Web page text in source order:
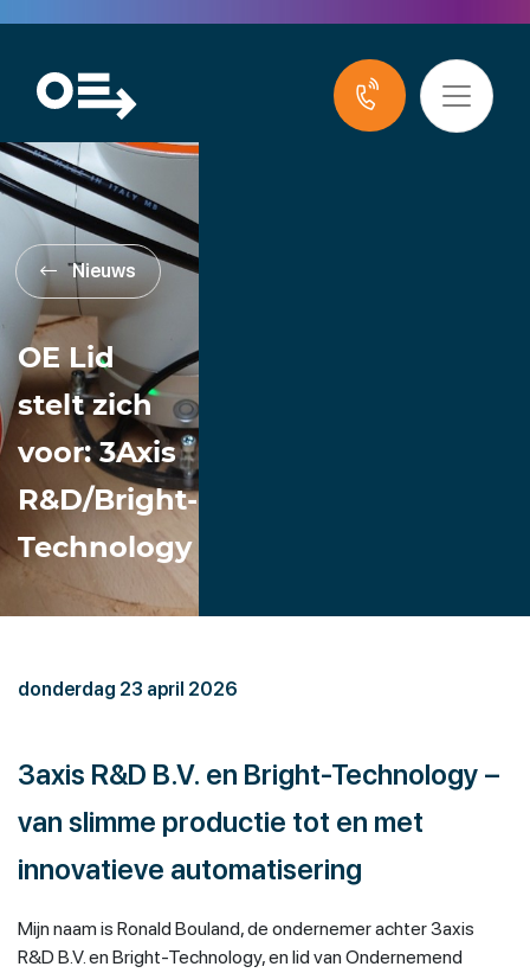
Nieuws
OE Lid
stelt zich
voor: 3Axis
R&D/Bright-
Technology
donderdag 23 april 2026
3axis R&D B.V. en Bright-Technology –
van slimme productie tot en met
innovatieve automatisering
Mijn naam is Ronald Bouland, de ondernemer achter 3axis
R&D B.V. en Bright-Technology, en lid van Ondernemend